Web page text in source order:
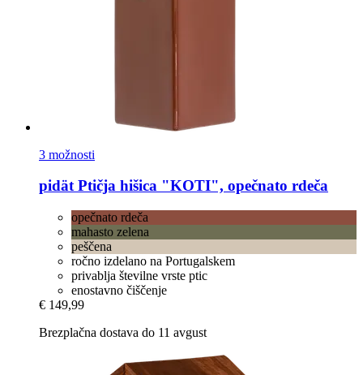
3 možnosti
pidätPtičja hišica "KOTI", opečnato rdeča
opečnato rdeča
mahasto zelena
peščena
ročno izdelano na Portugalskem
privablja številne vrste ptic
enostavno čiščenje
€ 149,99
Brezplačna dostava do 11 avgust